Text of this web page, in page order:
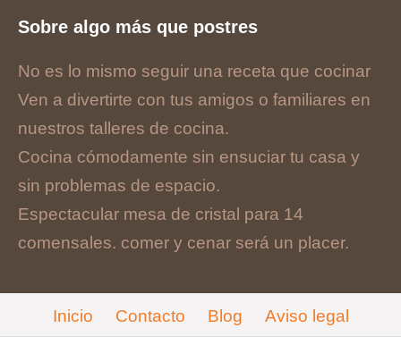
Sobre algo más que postres
No es lo mismo seguir una receta que cocinar
Ven a divertirte con tus amigos o familiares en
nuestros talleres de cocina.
Cocina cómodamente sin ensuciar tu casa y
sin problemas de espacio.
Espectacular mesa de cristal para 14
comensales. comer y cenar será un placer.
Inicio Contacto Blog
Aviso legal